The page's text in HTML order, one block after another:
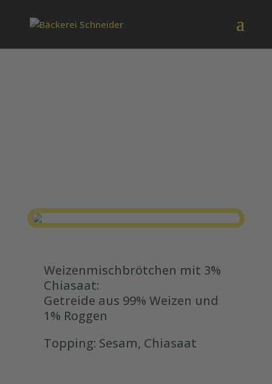
Weizenmischbrötchen mit 3%
Chiasaat:
Getreide aus 99% Weizen und
1% Roggen
Topping: Sesam, Chiasaat